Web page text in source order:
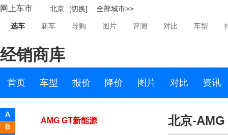
网上车市 北京 [切换] 全部城市>>
选车 新车 导购 图片 评测 对比 车型
经销商库
首页 车型 报价 降价 图片 对比 资讯
A
B
奔驰GLB AMG
奔驰GLC AMG
奔驰GLE Coupe AMG
AMG GT新能源 北京-